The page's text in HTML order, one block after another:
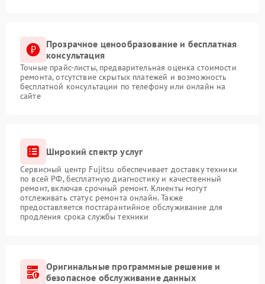
Прозрачное ценообразование и бесплатная
консультация
Точные прайс-листы, предварительная оценка стоимости
ремонта, отсутствие скрытых платежей и возможность
бесплатной консультации по телефону или онлайн на
сайте
Широкий спектр услуг
Сервисный центр Fujitsu обеспечивает доставку техники
по всей РФ, бесплатную диагностику и качественный
ремонт, включая срочный ремонт. Клиенты могут
отслеживать статус ремонта онлайн. Также
предоставляется постгарантийное обслуживание для
продления срока службы техники
Оригинальные программные решение и
безопасное обслуживание данных